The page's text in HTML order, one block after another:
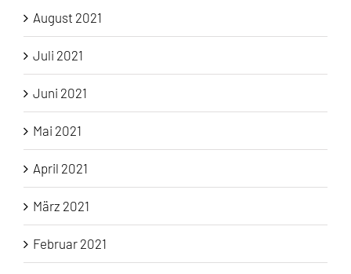
August 2021
Juli 2021
Juni 2021
Mai 2021
April 2021
März 2021
Februar 2021